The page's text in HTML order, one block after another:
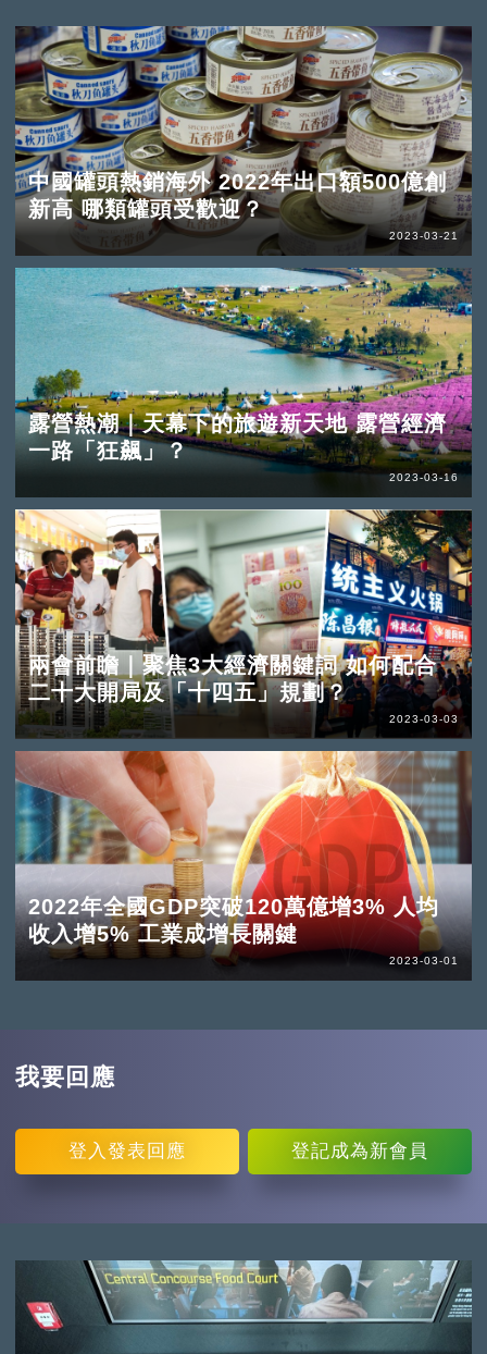
中國罐頭熱銷海外 2022年出口額500億創
新高 哪類罐頭受歡迎？
2023-03-21
露營熱潮｜天幕下的旅遊新天地 露營經濟
一路「狂飆」？
2023-03-16
兩會前瞻｜聚焦3大經濟關鍵詞 如何配合
二十大開局及「十四五」規劃？
2023-03-03
2022年全國GDP突破120萬億增3% 人均
收入增5% 工業成增長關鍵
2023-03-01
我要回應
登入 發表回應 登記成為新會員